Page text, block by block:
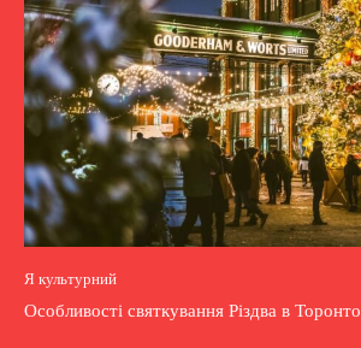
Я культурний
Особливості святкування Різдва в Торонто